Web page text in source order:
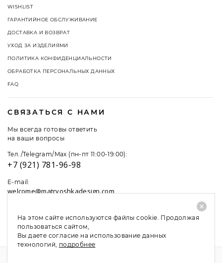
WISHLIST
ГАРАНТИЙНОЕ ОБСЛУЖИВАНИЕ
ДОСТАВКА И ВОЗВРАТ
УХОД ЗА ИЗДЕЛИЯМИ
ПОЛИТИКА КОНФИДЕНЦИАЛЬНОСТИ
ОБРАБОТКА ПЕРСОНАЛЬНЫХ ДАННЫХ
FAQ
СВЯЗАТЬСЯ С НАМИ
Мы всегда готовы ответить
на ваши вопросы
Тел./Telegram/Max (пн-пт 11:00-19:00):
+7 (921) 781-96-98
E-mail:
welcome@matryoshkadesign.com
На этом сайте используются файлы cookie. Продолжая
пользоваться сайтом,
Вы даете согласие на использование данных
технологий, подробнее